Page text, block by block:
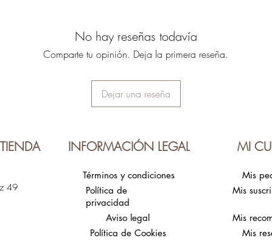
No hay reseñas todavía
Comparte tu opinión. Deja la primera reseña.
Dejar una reseña
INFORMACIÓN LEGAL MI
49
Términos y condiciones
Política de
privacidad
Aviso legal
Política de Cookies
Mis
Mis
Mis
Mis